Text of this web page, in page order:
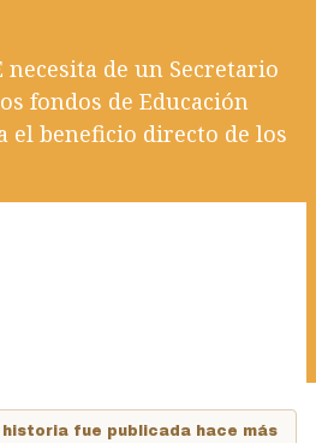
necesita de un Secretario
fondos de Educación
el beneficio directo de los
fue publicada hace más